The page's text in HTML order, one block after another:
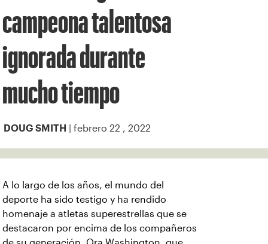
campeona talentosa
ignorada durante
mucho tiempo
DOUG SMITH | febrero 22 , 2022
A lo largo de los años, el mundo del
deporte ha sido testigo y ha rendido
homenaje a atletas superestrellas que se
destacaron por encima de los compañeros